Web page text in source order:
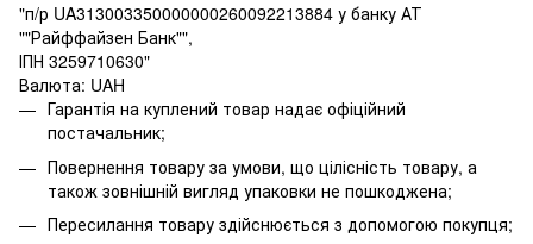
"п/р UA313003350000000260092213884 у банку АТ
""Райффайзен Банк"",
ІПН 3259710630"
Валюта: UAH
Гарантія на куплений товар надає офіційний
постачальник;
Повернення товару за умови, що цілісність товару, а
також зовнішній вигляд упаковки не пошкоджена;
Пересилання товару здійснюється з допомогою покупця;